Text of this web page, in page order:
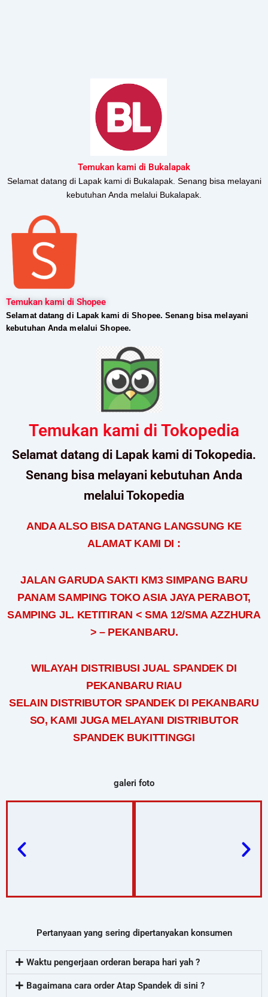
Temukan kami di Bukalapak
Selamat datang di Lapak kami di Bukalapak. Senang bisa melayani
kebutuhan Anda melalui Bukalapak.
Temukan kami di Shopee
Selamat datang di Lapak kami di Shopee. Senang bisa melayani
kebutuhan Anda melalui Shopee.
Temukan kami di Tokopedia
Selamat datang di Lapak kami di Tokopedia.
Senang bisa melayani kebutuhan Anda
melalui Tokopedia
ANDA ALSO BISA DATANG LANGSUNG KE
ALAMAT KAMI DI :
JALAN GARUDA SAKTI KM3 SIMPANG BARU
PANAM SAMPING TOKO ASIA JAYA PERABOT,
SAMPING JL. KETITIRAN < SMA 12/SMA AZZHURA
> – PEKANBARU.
WILAYAH DISTRIBUSI JUAL SPANDEK DI
PEKANBARU RIAU
SELAIN DISTRIBUTOR SPANDEK DI PEKANBARU
SO, KAMI JUGA MELAYANI DISTRIBUTOR
SPANDEK BUKITTINGGI
galeri foto
Pertanyaan yang sering dipertanyakan konsumen
Waktu pengerjaan orderan berapa hari yah ?
Bagaimana cara order Atap Spandek di sini ?